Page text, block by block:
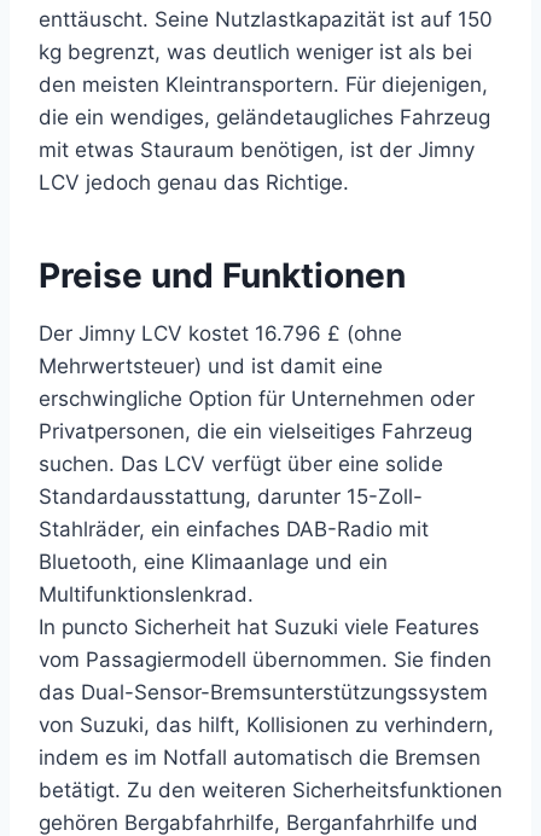
enttäuscht. Seine Nutzlastkapazität ist auf 150
kg begrenzt, was deutlich weniger ist als bei
den meisten Kleintransportern. Für diejenigen,
die ein wendiges, geländetaugliches Fahrzeug
mit etwas Stauraum benötigen, ist der Jimny
LCV jedoch genau das Richtige.
Preise und Funktionen
Der Jimny LCV kostet 16.796 £ (ohne
Mehrwertsteuer) und ist damit eine
erschwingliche Option für Unternehmen oder
Privatpersonen, die ein vielseitiges Fahrzeug
suchen. Das LCV verfügt über eine solide
Standardausstattung, darunter 15-Zoll-
Stahlräder, ein einfaches DAB-Radio mit
Bluetooth, eine Klimaanlage und ein
Multifunktionslenkrad.
In puncto Sicherheit hat Suzuki viele Features
vom Passagiermodell übernommen. Sie finden
das Dual-Sensor-Bremsunterstützungssystem
von Suzuki, das hilft, Kollisionen zu verhindern,
indem es im Notfall automatisch die Bremsen
betätigt. Zu den weiteren Sicherheitsfunktionen
gehören Bergabfahrhilfe, Berganfahrhilfe und